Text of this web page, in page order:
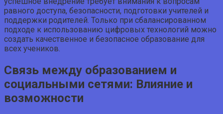
равного доступа, безопасности, подготовки учителей и
поддержки родителей. Только при сбалансированном
подходе к использованию цифровых технологий можно
создать качественное и безопасное образование для
всех учеников.
Связь между образованием и
социальными сетями: Влияние и
возможности